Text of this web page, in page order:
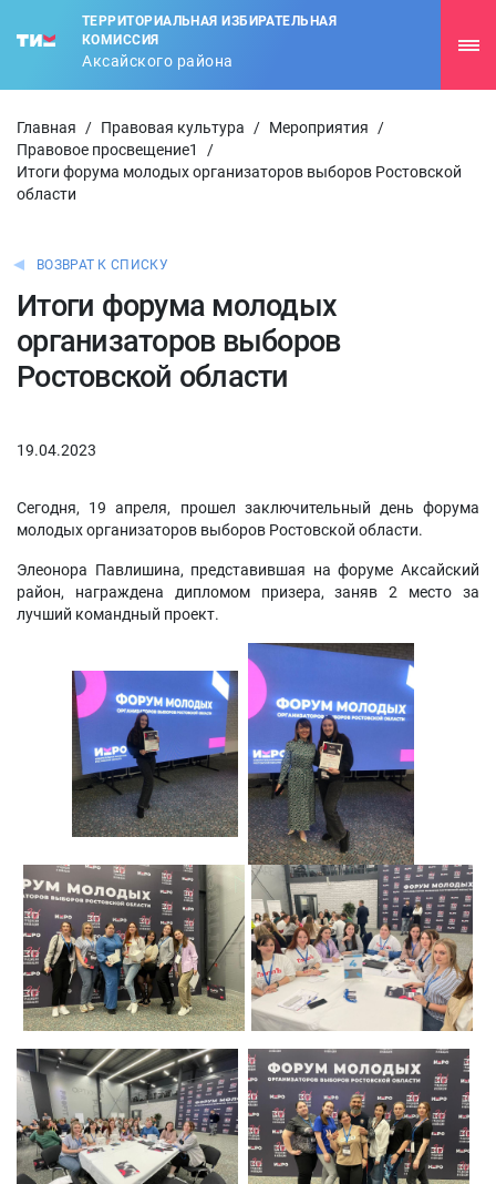
ТЕРРИТОРИАЛЬНАЯ ИЗБИРАТЕЛЬНАЯ
КОМИССИЯ
Аксайского района
Главная / Правовая культура / Мероприятия
/
Правовое просвещение1
/
Итоги форума молодых организаторов выборов Ростовской
области
ВОЗВРАТ К СПИСКУ
Итоги форума молодых
организаторов выборов
Ростовской области
19.04.2023
Сегодня, 19 апреля, прошел заключительный день форума
молодых организаторов выборов Ростовской области.
Элеонора Павлишина, представившая на форуме Аксайский
район, награждена дипломом призера, заняв 2 место за
лучший командный проект.